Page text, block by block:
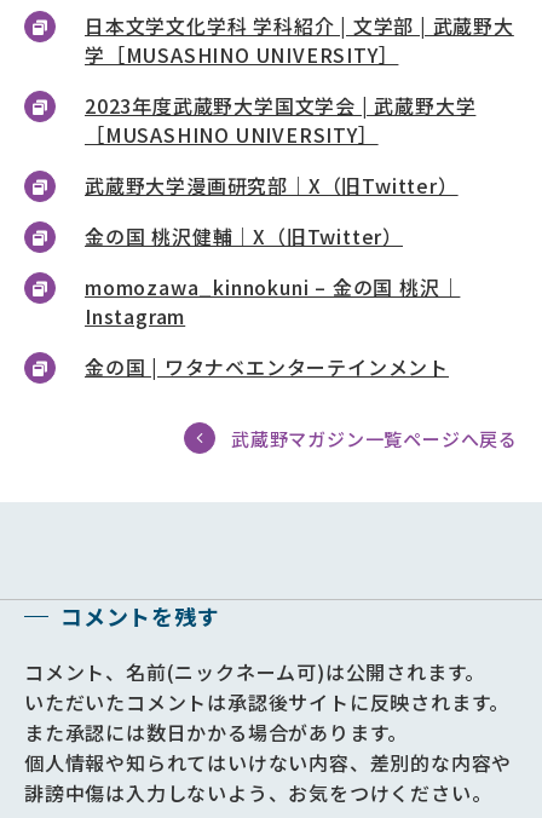
日本文学文化学科 学科紹介 | 文学部 | 武蔵野大
学［MUSASHINO UNIVERSITY］
2023年度武蔵野大学国文学会 | 武蔵野大学
［MUSASHINO UNIVERSITY］
武蔵野大学漫画研究部｜X（旧Twitter）
金の国 桃沢健輔｜X（旧Twitter）
momozawa_kinnokuni – 金の国 桃沢｜
Instagram
金の国 | ワタナベエンターテインメント
武蔵野マガジン一覧ページへ戻る
コメントを残す
コメント、名前(ニックネーム可)は公開されます。
いただいたコメントは承認後サイトに反映されます。
また承認には数日かかる場合があります。
個人情報や知られてはいけない内容、差別的な内容や
誹謗中傷は入力しないよう、お気をつけください。